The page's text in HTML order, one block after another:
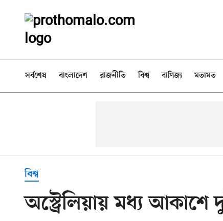
সর্বশেষ বাংলাদেশ রাজনীতি বিশ্ব বাণিজ্য মতামত
বিশ্ব
অস্ট্রেলিয়ায় মধ্য আকাশে